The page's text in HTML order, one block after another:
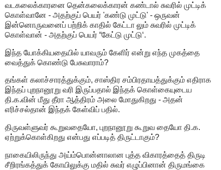
வடகலைக்காரனை தென்கலைக்காரன் கண்டால் சுவரில் முட்டிக்
கொள்வானே - அதற்குப் பெயர் 'கண்டு முட்டு' - ஒருவன்
இன்னொருவனைப் பற்றிக் காதில் கேட்டா லும் சுவரில் முட்டிக்
கொள்வான் - அதற்குப் பெயர் “கேட்டு முட்டு‘.
இந்த யோக்கியதையில் யாவரும் கேளிர் என்று எந்த முகத்தை
வைத்துக் கொண்டு பேசுவாராம்?
தங்கள் கலாச்சாரத்துக்கும், சாஸ்திர சம்பிரதாயத்துக்கும் எதிராக
இந்தப் புறநானூறு வரி இருப்பதால் இந்தக் கொள்கையுடைய
தி.க.வின் மீது தீரா ஆத்திரம் அலை மோதுகிறது - அதன்
எரிச்சல்தான் இந்தக் கேள்விப் பதில்.
திருவள்ளுவர் கூறுவதையோ, புறநானூறு கூறுவ தையோ தி.க.
ஏற்றுக்கொள்கிறது என்பது எப்படித் திருட்டாகும்?
நாகையிலிருந்து அய்ம்பொன்னாலான புத்த விகாரத்தைத் திருடி
சீறிரங்கத்துக் கோயிலுக்கு மதில் சுவர் எழுப்பினான் திருமங்கை